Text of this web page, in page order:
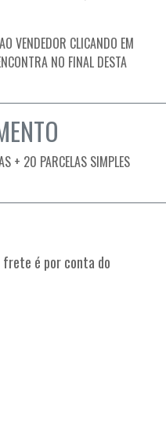
VENDEDOR CLICANDO EM
NO FINAL DESTA
+ 20 PARCELAS SIMPLES
frete é por conta do